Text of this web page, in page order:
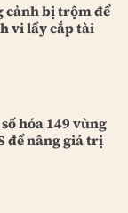
cảnh bị trộm để
vi lấy cắp tài
hóa 149 vùng
để nâng giá trị